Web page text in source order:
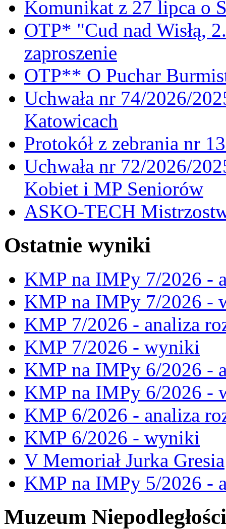
Komunikat z 27 lipca o
OTP* "Cud nad Wisłą,
zaproszenie
OTP** O Puchar
Uchwała nr 74/2026/
Katowicach
Protokół z zebrania nr
Uchwała nr 72/2026/
Kobiet i MP Seniorów
ASKO-TECH
Ostatnie wyniki
KMP na IMPy 7/2026 -
KMP na IMPy 7/2026 -
KMP 7/2026 - analiza
KMP 7/2026 - wyniki
KMP na IMPy 6/2026 -
KMP na IMPy 6/2026 -
KMP 6/2026 - analiza
KMP 6/2026 - wyniki
V Memoriał Jurka Gresia
KMP na IMPy 5/2026 -
Muzeum Niepodległości